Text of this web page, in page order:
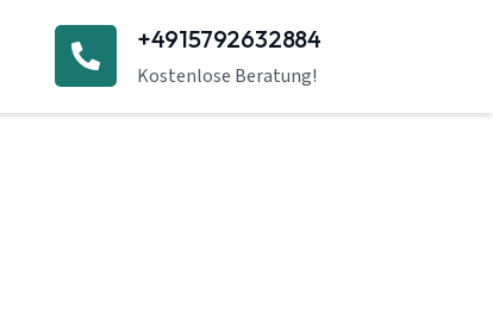
+4915792632884
Kostenlose Beratung!